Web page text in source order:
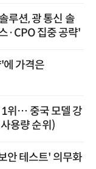
루션, 광 통신 솔
·CPO 집중 공략'
가격은
1위… 중국 모델 강
용량 순위)
안 테스트' 의무화